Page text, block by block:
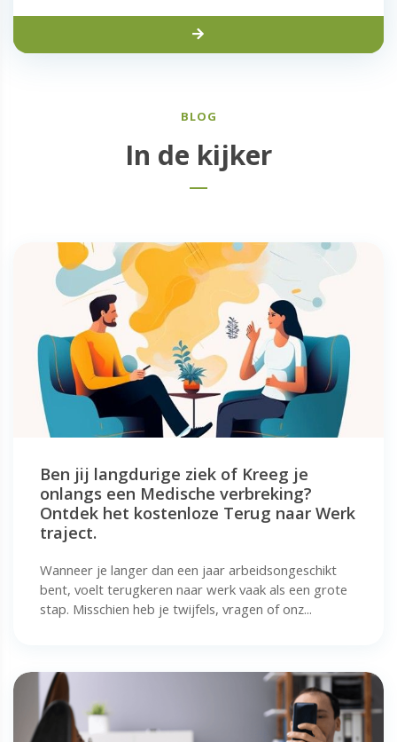
BLOG
In de kijker
Ben jij langdurige ziek of Kreeg je
onlangs een Medische verbreking?
Ontdek het kostenloze Terug naar Werk
traject.
Wanneer je langer dan een jaar arbeidsongeschikt
bent, voelt terugkeren naar werk vaak als een grote
stap. Misschien heb je twijfels, vragen of onz...